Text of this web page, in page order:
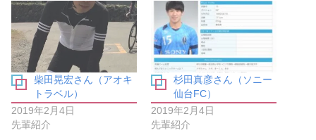
で
共
す
る
に
は
ク
リ
ッ
ク
し
て
w
t
e
で
共
有
(
新
し
い
柴田晃宏さん（アオキ
トラベル）
2019年2月4日
先輩紹介
杉田真彦さん（ソニー
仙台FC）
2019年2月4日
先輩紹介